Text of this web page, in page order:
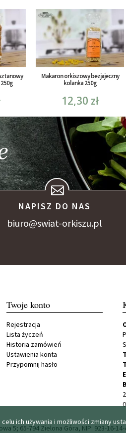
Makaron orkiszowy bezjajeczny
kolanka 250g
12,30 zł
NAPISZ DO NAS
biuro@swiat-orkiszu.pl
Twoje konto
Rejestracja
Lista życzeń
Historia zamówień
Ustawienia konta
Przypomnij hasło
ich używania i możliwości zmiany
5; 65-794 Zielona Góra, NIP: 923-16-14-